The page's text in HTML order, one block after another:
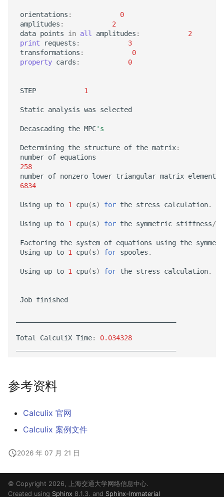
orientations :
0
amplitudes :
2
data points in all amplitudes :
2
print
requests :
3
transformations :
0
property cards : 0
STEP 1
Static analysis was selected
Decascading the MPC's
Determining the structure of the matrix:
number of equations
258
number of nonzero lower triangular matrix elements
6834
Using up to 1 cpu(s) for the stress calculation.
Using up to 1 cpu(s) for the symmetric stiffness/
Factoring the system of equations using the
Using up to 1 cpu(s) for spooles .
Using up to 1 cpu(s) for the stress calculation.
Job finished
Total CalculiX Time:
0.034328
参考资料
Calculix 官网
Calculix 案例文件
2026 年 07 月 21 日
© Copyright 2026, 上海交通大学网络信息中心.
Created using Sphinx 8.1.3. and Sphinx-Immaterial